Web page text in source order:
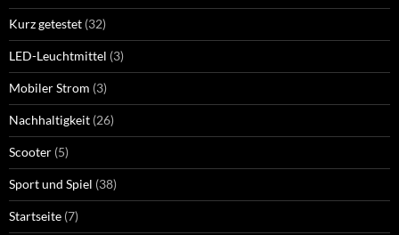
Kurz getestet (32)
LED-Leuchtmittel (3)
Mobiler Strom (3)
Nachhaltigkeit (26)
Scooter (5)
Sport und Spiel (38)
Startseite (7)